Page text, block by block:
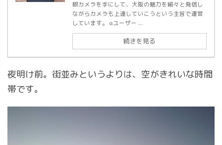
眼カメラを手にして、大阪の魅力を細々と発信し
ながらカメラも上達していこうという主旨で運営
しています。 αユーザー ...
続きを見る
夜明け前。街並みというよりは、空がきれいな時間
帯です。